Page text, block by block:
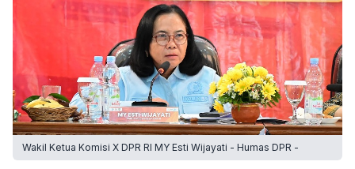
Wakil Ketua Komisi X DPR RI MY Esti Wijayati - Humas DPR -